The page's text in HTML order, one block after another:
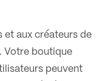
et aux créateurs de
Votre boutique
peuvent